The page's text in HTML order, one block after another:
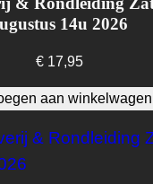
14u 2026
€17,95
aan winkelwagen